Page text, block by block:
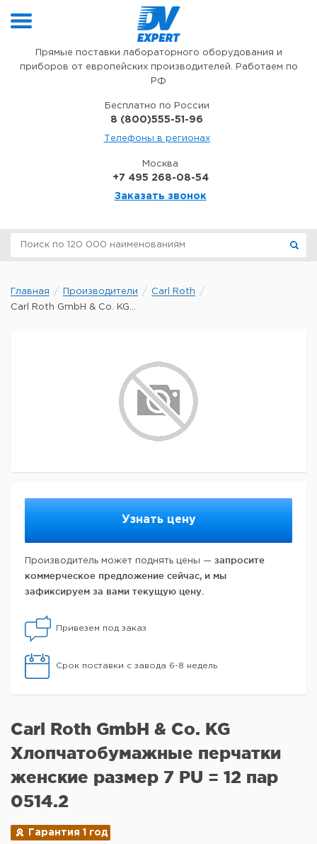
Прямые поставки лабораторного оборудования и
приборов от европейских производителей. Работаем по
РФ
Бесплатно по России
8 (800)555-51-96
Телефоны в регионах
Москва
+7 495 268-08-54
Заказать звонок
Главная Производители
Carl Roth
Carl Roth GmbH & Co. KG...
Узнать цену
Производитель может поднять цены — запросите
коммерческое предложение сейчас, и мы
зафиксируем за вами текущую цену.
Привезем под заказ
Срок поставки с завода 6-8 недель
Carl Roth GmbH & Co. KG
Хлопчатобумажные перчатки
женские размер 7 PU = 12 пар
0514.2
Гарантия 1 год